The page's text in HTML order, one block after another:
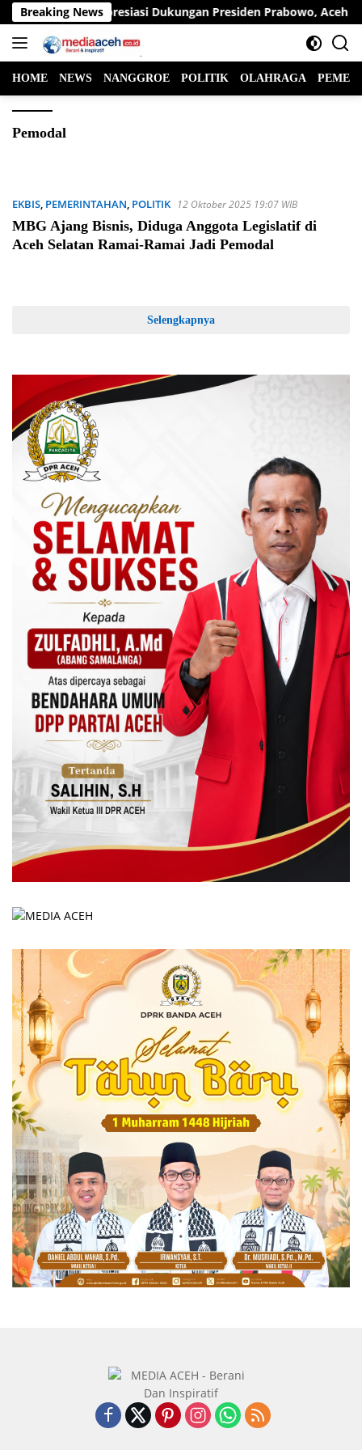
Langsung
ke
konten
Breaking News
Ayah Wa Apresiasi Dukungan Presiden Prabowo, Aceh
HOME NEWS NANGGROE POLITIK OLAHRAGA
Pemodal
EKBIS, PEMERINTAHAN, POLITIK 12 Oktober 2025 19:07 WIB
MBG Ajang Bisnis, Diduga Anggota Legislatif di
Aceh Selatan Ramai-Ramai Jadi Pemodal
Selengkapnya